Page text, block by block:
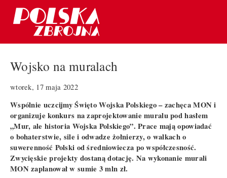
Wojsko na muralach
wtorek, 17 maja 2022
Wspólnie uczcijmy Święto Wojska Polskiego – zachęca MON i
organizuje konkurs na zaprojektowanie muralu pod hasłem
„Mur, ale historia Wojska Polskiego”. Prace mają opowiadać
o bohaterstwie, sile i odwadze żołnierzy, o walkach o
suwerenność Polski od średniowiecza po współczesność.
Zwycięskie projekty dostaną dotację. Na wykonanie murali
MON zaplanował w sumie 3 mln zł.